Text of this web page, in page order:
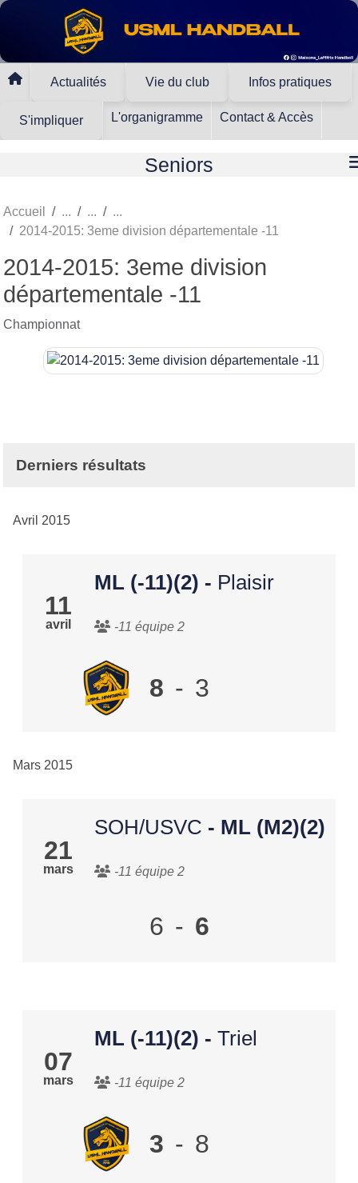
Actualités Vie du club Infos pratiques
S'impliquer L'organigramme Contact & Accès
Seniors
Accueil
2014-2015: 3eme division départementale -11
2014-2015: 3eme division
départementale -11
Championnat
Derniers résultats
Avril 2015
11
avril
ML (-11)(2) - Plaisir
-11 équipe 2
8 - 3
Mars 2015
21
mars
SOH/USVC - ML (M2)(2)
-11 équipe 2
6 - 6
07
mars
ML (-11)(2) - Triel
-11 équipe 2
3 - 8
Panneau de gestion des cookies